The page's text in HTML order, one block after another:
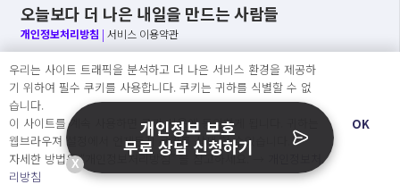
오늘보다 더 나은 내일을 만드는 사람들
개인정보처리방침 | 서비스 이용약관
○ 개인정보보호 컴플라이언스를 선도하겠습니다.
○ 정보주체의 권리를 보장하겠습니다.
○ 기업의 개인정보보호를 위한 효율적 관리를 보장하겠습니다.
Copyright Ⓒ
우리는 사이트 트래픽을 분석하고 더 나은 서비스 환경을 제공하
기 위하여 필수 쿠키를 사용합니다. 쿠키는 귀하를 식별할 수 없
습니다.
이 사이트를 계속 사용하면 쿠키 사용에 동의하게 됩니다. 귀하는
웹브라우져 설정에서 언제든지 쿠키를 삭제 할 수있습니다.
자세한 방법은 “개인정보처리방침” 을 참고하세요. →
리방침
OK
X
개인정보 보호
무료 상담 신청하기